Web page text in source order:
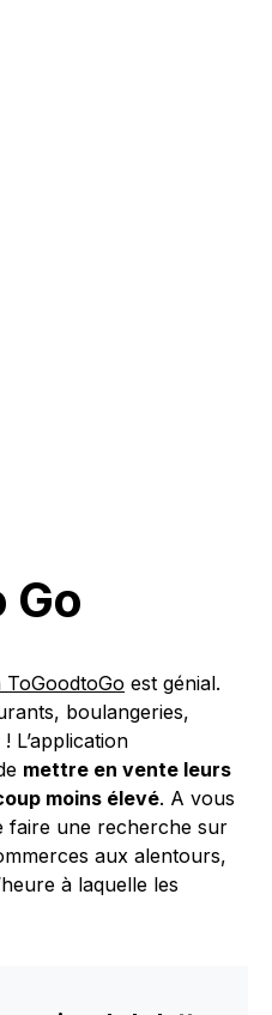
Go
est génial.
boulangeries,
L’application
mettre en vente leurs
moins élevé. A vous
faire une recherche sur
aux alentours,
à laquelle les